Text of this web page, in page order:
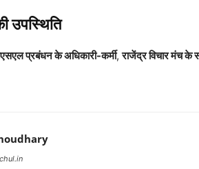
उपस्थिति
प्रबंधन के अधिकारी-कर्मी,राजेंद्र विचार मंच के